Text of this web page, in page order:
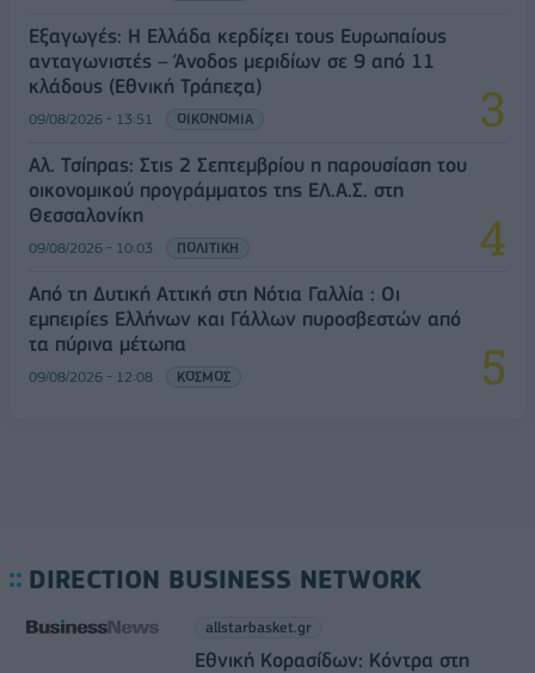
Εξαγωγές: Η Ελλάδα κερδίζει τους Ευρωπαίους
ανταγωνιστές – Άνοδος μεριδίων σε 9 από 11
κλάδους (Εθνική Τράπεζα)
09/08/2026 - 13:51 ΟΙΚΟΝΟΜΙΑ
Αλ. Τσίπρας: Στις 2 Σεπτεμβρίου η παρουσίαση του
οικονομικού προγράμματος της ΕΛ.Α.Σ. στη
Θεσσαλονίκη
09/08/2026 - 10:03 ΠΟΛΙΤΙΚΗ
Από τη Δυτική Αττική στη Νότια Γαλλία : Οι
εμπειρίες Ελλήνων και Γάλλων πυροσβεστών από
τα πύρινα μέτωπα
09/08/2026 - 12:08 ΚΟΣΜΟΣ
DIRECTION BUSINESS NETWORK
allstarbasket.gr
Εθνική Κορασίδων: Κόντρα στη